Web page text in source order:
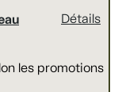
Détails
les promotions